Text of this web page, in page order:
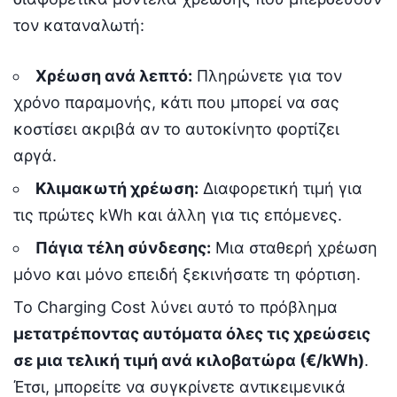
τον καταναλωτή:
Χρέωση ανά λεπτό: Πληρώνετε για τον
χρόνο παραμονής, κάτι που μπορεί να σας
κοστίσει ακριβά αν το αυτοκίνητο φορτίζει
αργά.
Κλιμακωτή χρέωση: Διαφορετική τιμή για
τις πρώτες kWh και άλλη για τις επόμενες.
Πάγια τέλη σύνδεσης: Μια σταθερή χρέωση
μόνο και μόνο επειδή ξεκινήσατε τη φόρτιση.
Το Charging Cost λύνει αυτό το πρόβλημα
μετατρέποντας αυτόματα όλες τις χρεώσεις
σε μια τελική τιμή ανά κιλοβατώρα (€/kWh).
Έτσι, μπορείτε να συγκρίνετε αντικειμενικά